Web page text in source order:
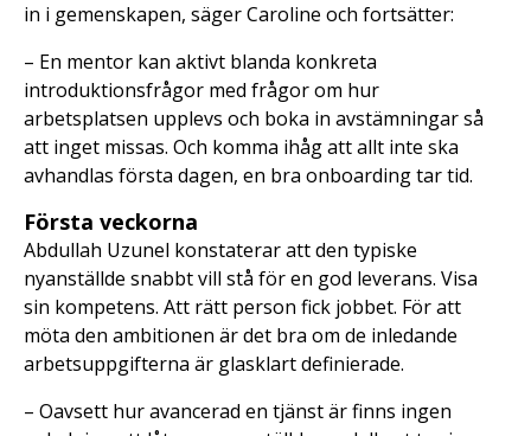
in i gemenskapen, säger Caroline och fortsätter:
– En mentor kan aktivt blanda konkreta
introduktionsfrågor med frågor om hur
arbetsplatsen upplevs och boka in avstämningar så
att inget missas. Och komma ihåg att allt inte ska
avhandlas första dagen, en bra onboarding tar tid.
Första veckorna
Abdullah Uzunel konstaterar att den typiske
nyanställde snabbt vill stå för en god leverans. Visa
sin kompetens. Att rätt person fick jobbet. För att
möta den ambitionen är det bra om de inledande
arbetsuppgifterna är glasklart definierade.
– Oavsett hur avancerad en tjänst är finns ingen